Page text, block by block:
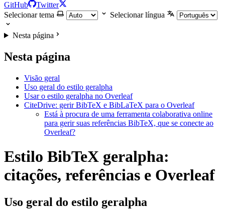
GitHub
Twitter
Selecionar tema
Selecionar língua
Nesta página
Nesta página
Visão geral
Uso geral do estilo geralpha
Usar o estilo geralpha no Overleaf
CiteDrive: gerir BibTeX e BibLaTeX para o Overleaf
Está à procura de uma ferramenta colaborativa online
para gerir suas referências BibTeX, que se conecte ao
Overleaf?
Estilo BibTeX geralpha:
citações, referências e Overleaf
Uso geral do estilo geralpha